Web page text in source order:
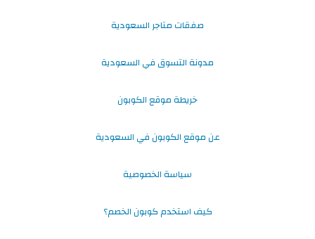
صفقات متاجر السعودية
مدونة التسوق في السعودية
خريطة موقع الكوبون
عن موقع الكوبون في السعودية
سياسة الخصوصية
كيف استخدم كوبون الخصم؟